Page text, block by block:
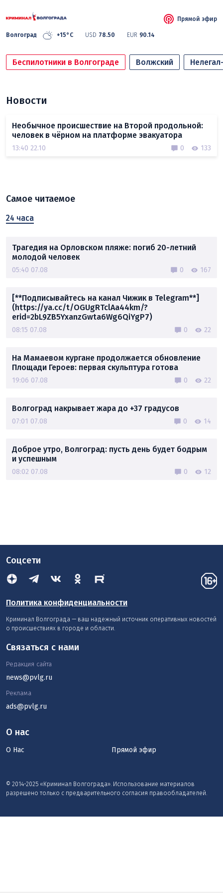
Волгоград +15°C USD 78.50 EUR 90.14
Прямой эфир
Беспилотники в Волгограде Волжский
Новости
Необычное происшествие на Второй продольной:
человек в чёрном на платформе эвакуатора
13:40 22.10 0 133
Самое читаемое
24 часа
Трагедия на Орловском пляже: погиб 20-летний
молодой человек
05:40 07.08 0 167
[**Подписывайтесь на канал Чижик в Telegram**]
(https://ya.cc/t/OGUgRTclAa44km/?
erid=2bL9ZB5YxanzGwta6Wg6QiYgP7)
08:15 07.08 0 22
На Мамаевом кургане продолжается обновление
Площади Героев: первая скульптура готова
19:06 07.08 0 22
Волгоград накрывает жара до +37 градусов
07:01 07.08 0 14
Доброе утро, Волгоград: пусть день будет бодрым
и успешным
08:02 07.08 0 12
Соцсети
Политика конфиденциальности
Криминал Волгограда — ваш надежный источник оперативных новостей
о происшествиях в городе и области.
О нас
О Нас Прямой эфир
© 2014-2025 «Криминал Волгограда». Использование материалов
разрешено только с предварительного согласия правообладателей.
Связаться с нами
Редакция сайта
news@pvlg.ru
Реклама
ads@pvlg.ru